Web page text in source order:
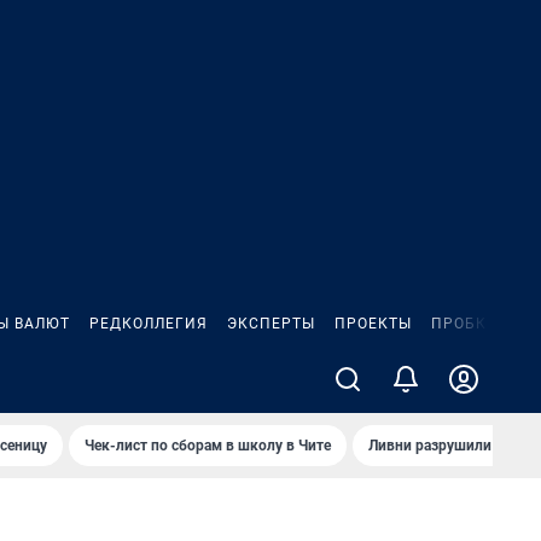
ВАЛЮТ РЕДКОЛЛЕГИЯ ЭКСПЕРТЫ ПРОЕКТЫ ПРОБКИ
Чек-лист по сборам в школу в Чите Ливни разрушили